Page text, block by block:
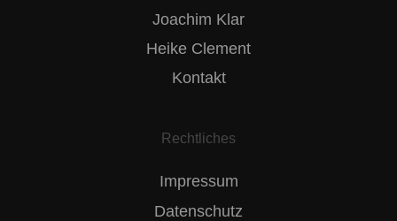
Joachim Klar
Heike Clement
Kontakt
Rechtliches
Impressum
Datenschutz